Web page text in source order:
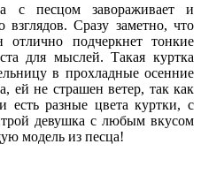
с песцом завораживает и
взглядов. Сразу заметно, что
отлично подчеркнет тонкие
для мыслей. Такая куртка
в прохладные осенние
ей не страшен ветер, так как
есть разные цвета куртки, с
девушка с любым вкусом
модель из песца!